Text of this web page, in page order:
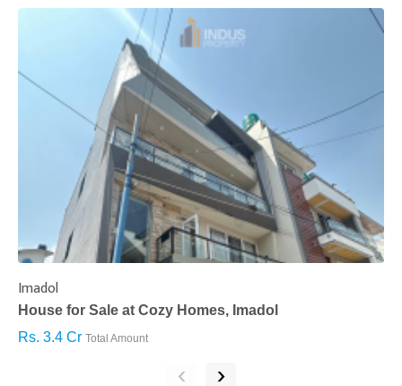
Imadol
House for Sale at Cozy Homes, Imadol
Rs. 3.4 Cr Total Amount
‹ ›